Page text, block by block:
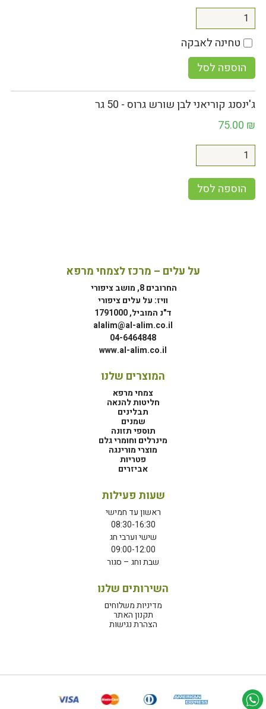
טחינה לאבקה
הוספה לסל
ג'ינסנג קוריאני לבן שורש גרוס - 50 גר
75.00 ₪
הוספה לסל
על עלים – מרכז לצמחי מרפא
החרובים 8, מושב ציפורי
וויז: על עלים ציפורי
ד"נ המוביל, 1791000
alalim@al-alim.co.il
04-6464848
www.al-alim.co.il
המוצרים שלנו
צמחי מרפא
חליטות להנאה
תבלינים
שמנים
תוספי תזונה
מינרלים וחומרי גלם
מוצרי מורינגה
פטריות
אביזרים
שעות פעילות
ראשון עד חמישי
08:30-16:30
שישי וערבי חג
09:00-12:00
שבת וחג – סגור
השירותים שלנו
מדיניות משלוחים
תקנון האתר
הצהרת נגישות